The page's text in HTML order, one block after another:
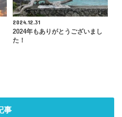
2024.12.31
2024年もありがとうございまし
た！
事